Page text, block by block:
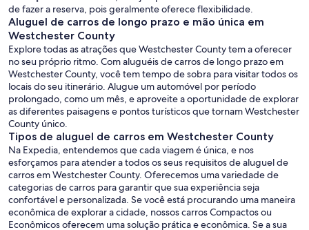
de fazer a reserva, pois geralmente oferece flexibilidade.
Aluguel de carros de longo prazo e mão única em
Westchester County
Explore todas as atrações que Westchester County tem a oferecer
no seu próprio ritmo. Com aluguéis de carros de longo prazo em
Westchester County, você tem tempo de sobra para visitar todos os
locais do seu itinerário. Alugue um automóvel por período
prolongado, como um mês, e aproveite a oportunidade de explorar
as diferentes paisagens e pontos turísticos que tornam Westchester
County único.
Tipos de aluguel de carros em Westchester County
Na Expedia, entendemos que cada viagem é única, e nos
esforçamos para atender a todos os seus requisitos de aluguel de
carros em Westchester County. Oferecemos uma variedade de
categorias de carros para garantir que sua experiência seja
confortável e personalizada. Se você está procurando uma maneira
econômica de explorar a cidade, nossos carros Compactos ou
Econômicos oferecem uma solução prática e econômica. Se a sua